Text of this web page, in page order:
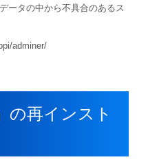
ータの中から不具合のあるス
adminer/
の再インスト